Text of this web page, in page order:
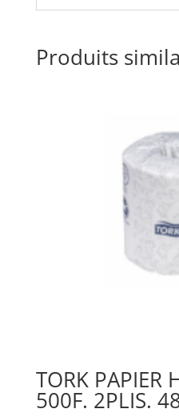
Produits
TORK PAPIER
500F. 2PLIS.